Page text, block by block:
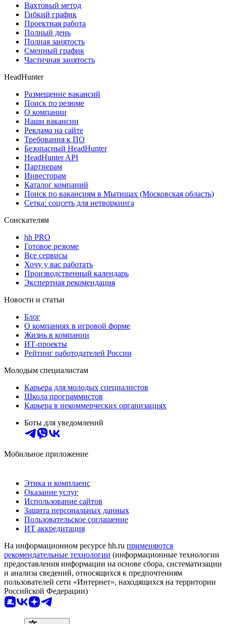
Вахтовый метод
Гибкий график
Проектная работа
Полный день
Полная занятость
Сменный график
Частичная занятость
HeadHunter
Размещение вакансий
Поиск по резюме
О компании
Наши вакансии
Реклама на сайте
Требования к ПО
Безопасный HeadHunter
HeadHunter API
Партнерам
Инвесторам
Каталог компаний
Поиск по вакансиям в Мытищах (Московская область)
Сетка: соцсеть для нетворкинга
Соискателям
hh PRO
Готовое резюме
Все сервисы
Хочу у вас работать
Производственный календарь
Экспертная рекомендация
Новости и статьи
Блог
О компаниях в игровой форме
Жизнь в компании
ИТ-проекты
Рейтинг работодателей России
Молодым специалистам
Карьера для молодых специалистов
Школа программистов
Карьера в некоммерческих организациях
Боты для уведомлений
Мобильное приложение
Этика и комплаенс
Оказание услуг
Использование сайтов
Защита персональных данных
Пользовательское соглашение
ИТ аккредитация
На информационном ресурсе hh.ru применяются
рекомендательные технологии (информационные технологии
предоставления информации на основе сбора, систематизации
и анализа сведений, относящихся к предпочтениям
пользователей сети «Интернет», находящихся на территории
Российской Федерации)